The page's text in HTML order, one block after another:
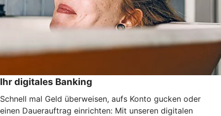
Ihr digitales Banking
Schnell mal Geld überweisen, aufs Konto gucken oder
einen Dauerauftrag einrichten: Mit unseren digitalen